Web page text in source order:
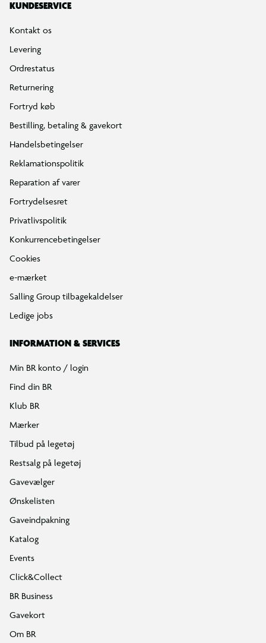
KUNDESERVICE
Kontakt os
Levering
Ordrestatus
Returnering
Fortryd køb
Bestilling, betaling & gavekort
Handelsbetingelser
Reklamationspolitik
Reparation af varer
Fortrydelsesret
Privatlivspolitik
Konkurrencebetingelser
Cookies
e-mærket
Salling Group tilbagekaldelser
Ledige jobs
INFORMATION & SERVICES
Min BR konto / login
Find din BR
Klub BR
Mærker
Tilbud på legetøj
Restsalg på legetøj
Gavevælger
Ønskelisten
Gaveindpakning
Katalog
Events
Click&Collect
BR Business
Gavekort
Om BR